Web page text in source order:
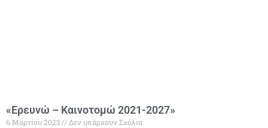
«Ερευνώ – Καινοτομώ 2021-2027»
6 Μαρτίου 2023
Δεν υπάρχουν Σχόλια